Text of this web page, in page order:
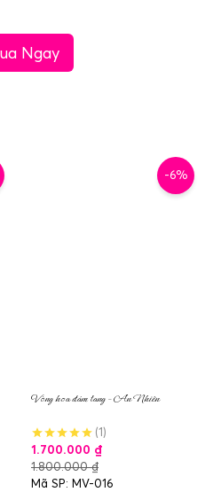
Ngay
-6%
Vòng hoa đám tang – An Nhiên
(1)
1.700.000 ₫
1.800.000₫
Mã SP: MV-016